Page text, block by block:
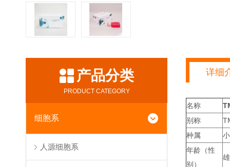
产品分类
PRODUCT CATEGORY
细胞系
人源细胞系
详细
名称
别称
种属
年龄（性
别）